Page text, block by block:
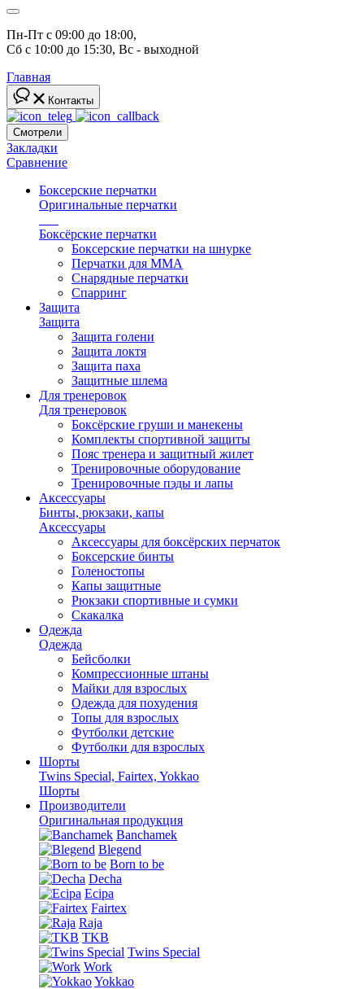
Пн-Пт с 09:00 до 18:00,
Сб с 10:00 до 15:30, Вс - выходной
Главная
Контакты
Смотрели
Закладки
Сравнение
Боксерские перчатки
Оригинальные перчатки
Боксёрские перчатки
Боксерские перчатки на шнурке
Перчатки для ММА
Снарядные перчатки
Спарринг
Защита
Защита
Защита голени
Защита локтя
Защита паха
Защитные шлема
Для тренеровок
Для тренеровок
Боксёрские груши и манекены
Комплекты спортивной защиты
Пояс тренера и защитный жилет
Тренировочные оборудование
Тренировочные пэды и лапы
Аксессуары
Бинты, рюкзаки, капы
Аксессуары
Аксессуары для боксёрских перчаток
Боксерские бинты
Голеностопы
Капы защитные
Рюкзаки спортивные и сумки
Скакалка
Одежда
Одежда
Бейсболки
Компрессионные штаны
Майки для взрослых
Одежда для похудения
Топы для взрослых
Футболки детские
Футболки для взрослых
Шорты
Twins Special, Fairtex, Yokkao
Шорты
Производители
Оригинальная продукция
Banchamek
Blegend
Born to be
Decha
Ecipa
Fairtex
Raja
TKB
Twins Special
Work
Yokkao